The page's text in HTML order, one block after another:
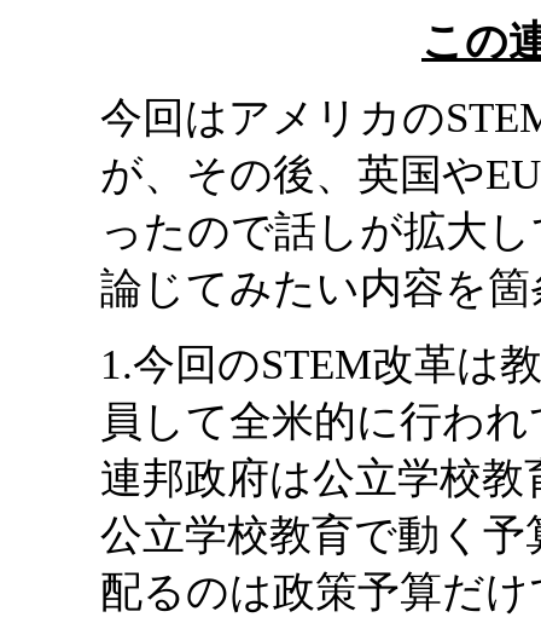
この
今回はアメリカの
が、その後、英国や
ったので話しが拡大
論じてみたい内容を
1.今回のSTEM改革は
員して全米的に行わ
連邦政府は公立学校
公立学校教育で動く
配るのは政策予算だ